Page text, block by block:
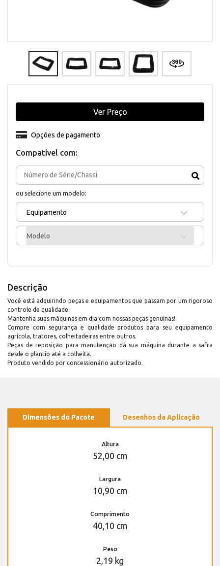
Compativel com:
ou selecione um modelo:
Equipamento
Modelo
Opções de pagamento
Ver Preço
Descrição
Você está adquirindo peças e equipamentos que passam por um rigoroso
controle de qualidade.
Mantenha suas máquinas em dia com nossas peças genuínas!
Compre com segurança e qualidade produtos para seu equipamento
agrícola, tratores, colheitadeiras entre outros.
Peças de reposição para manutenção dá sua máquina durante a safra
desde o plantio até a colheita.
Produto vendido por concessionário autorizado.
Dimensões do Pacote Desenhos da Aplicação
Altura
52,00 cm
Largura
10,90 cm
Comprimento
40,10 cm
Peso
2,19 kg